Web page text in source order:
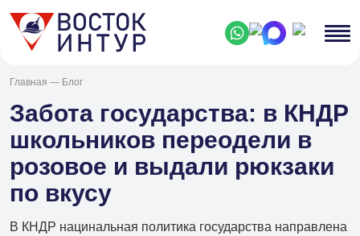
Главная — Блог
Забота государства: в КНДР
школьников переодели в
розовое и выдали рюкзаки
по вкусу
В КНДР нацинальная политика государства направлена